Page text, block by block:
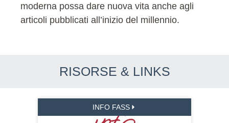
moderna possa dare nuova vita anche agli
articoli pubblicati all’inizio del millennio.
RISORSE & LINKS
INFO FASS